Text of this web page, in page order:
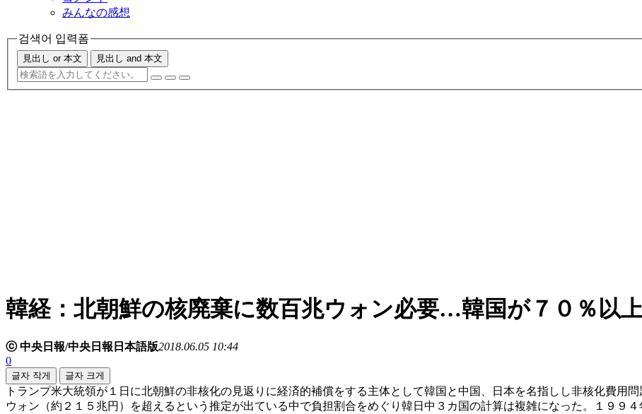
みんなの感想
검색어 입력폼
見出し or 本文 見出し and 本文
韓経：北朝鮮の核廃棄に数百兆ウォン必要…韓国が７０％以
ⓒ 中央日報/中央日報日本語版2018.06.05 10:44
0
글자 작게 글자 크게
トランプ米大統領が１日に北朝鮮の非核化の見返りに経済的補償をする主体として韓国と中国、日本を名指しし非核化費用
ウォン（約２１５兆円）を超えるという推定が出ている中で負担割合をめぐり韓日中３カ国の計算は複雑になった。１９９